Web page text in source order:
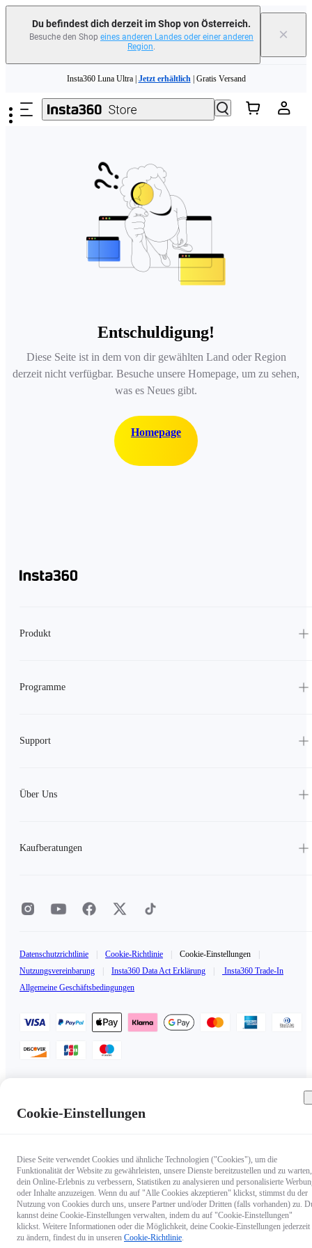
Du befindest dich derzeit im Shop von Österreich.
Besuche den Shop eines anderen Landes oder einer anderen
Region.
×
Need shopping help? |
Insta360 Luna Ultra | Jetzt erhältlich| Gratis Versand
Entschuldigung!
Diese Seite ist in dem von dir gewählten Land oder Region
derzeit nicht verfügbar. Besuche unsere Homepage, um zu sehen,
was es Neues gibt.
Homepage
Produkt
Programme
Support
Über Uns
Kaufberatungen
Datenschutzrichtlinie Cookie-Richtlinie Cookie-Einstellungen
Nutzungsvereinbarung
Insta360 Data Act Erklärung
Insta360 Trade-In
Allgemeine Geschäftsbedingungen
Copyright © 2025 Insta360 All rights reserved.
Cookie-Einstellungen
Diese Seite verwendet Cookies und ähnliche Technologien ("Cookies"), um die
Funktionalität der Website zu gewährleisten, unsere Dienste bereitzustellen und zu warten,
dein Online-Erlebnis zu verbessern, Statistiken zu analysieren und personalisierte
oder Inhalte anzuzeigen. Wenn du auf "Alle Cookies akzeptieren" klickst, stimmst du der
Nutzung von Cookies durch uns, unsere Partner und/oder Dritten (falls vorhanden) zu.
kannst deine Cookie-Einstellungen verwalten, indem du auf "Cookie-Einstellungen"
klickst. Weitere Informationen oder die Möglichkeit, deine Cookie-Einstellungen jederzeit
zu ändern, findest du in unseren Cookie-Richtlinie.